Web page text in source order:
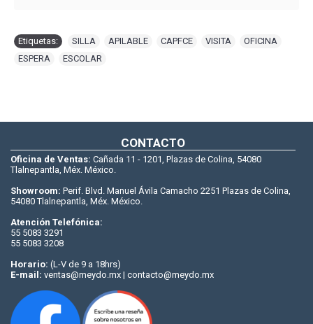
Etiquetas: SILLA APILABLE CAPFCE VISITA OFICINA
ESPERA
ESCOLAR
CONTACTO
Oficina de Ventas: Cañada 11 - 1201, Plazas de Colina, 54080
Tlalnepantla, Méx. México.
Showroom: Perif. Blvd. Manuel Ávila Camacho 2251 Plazas de Colina,
54080 Tlalnepantla, Méx. México.
Atención Telefónica:
55 5083 3291
55 5083 3208
Horario: (L-V de 9 a 18hrs)
E-mail: ventas@meydo.mx | contacto@meydo.mx